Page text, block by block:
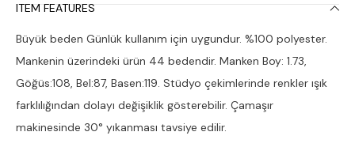
ITEM FEATURES
Büyük beden Günlük kullanım için uygundur. %100 polyester.
Mankenin üzerindeki ürün 44 bedendir. Manken Boy: 1.73,
Göğüs:108, Bel:87, Basen:119. Stüdyo çekimlerinde renkler ışık
farklılığından dolayı değişiklik gösterebilir. Çamaşır
makinesinde 30° yıkanması tavsiye edilir.